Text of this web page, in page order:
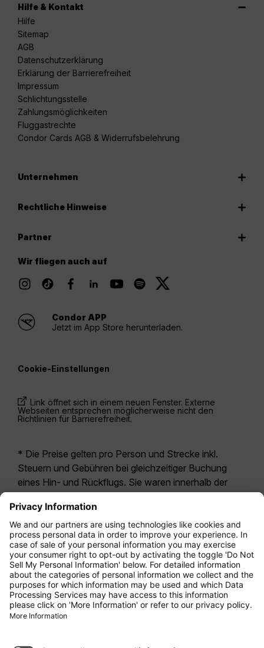
Hilfe & Kontakt
Hilfe
Sitemap
AGB
Datenschutzerklärung
Erklärung der Barrierefreiheit
Impressum
Schlichtungsstelle
Zahlungsmöglichkeiten
Fluggastrechte
Condor Cards AGB & Widerrufsbelehrung
Unternehmen
Rechtliche Hinweise
Partner
Wir fliegen auch auf
Condor APP
Jetzt im App Store herunterladen.
Cookie-Einstellungen
Link öffnet sich in einem neuen Fenster. Externe
Webseiten entsprechen möglicherweise nicht den
Richtlinien für Barrierefreiheit.
* Die Preise gelten pro Person und Strecke inkl.
Steuern und Gebühren bei gleichzeitiger Buchung
eines Hin- und Rückflugs. Sie waren innerhalb der
möglicherweise nicht mehr aktuell. Bei den für die
Economy Class angegebenen Tarifen handelt es
sich i.d.R. um Economy Zero, unsere restriktivste
Tarifoption. Es können hierfür zusätzliche Gebühren
fürAufgabegepäckoder für andere optionale
Leistungen anfallen. Es gelten dieAllgemeinen
Geschäftsbedingungen .